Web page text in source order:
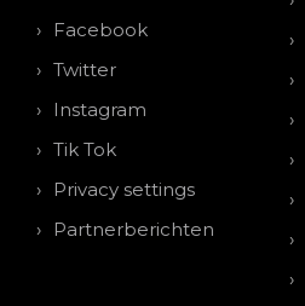
Facebook
Twitter
Instagram
Tik Tok
Privacy settings
Partnerberichten